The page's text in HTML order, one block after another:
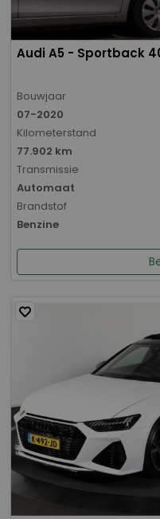
Audi A5 - Sportback
Bouwjaar
07-2020
Kilometerstand
77.902 km
Transmissie
Automaat
Brandstof
Benzine